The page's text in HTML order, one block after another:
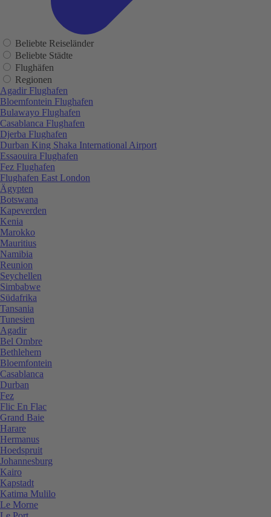
Beliebte Reiseländer
Beliebte Städte
Flughäfen
Regionen
Agadir Flughafen
Bloemfontein Flughafen
Bulawayo Flughafen
Casablanca Flughafen
Djerba Flughafen
Durban King Shaka International Airport
Essaouira Flughafen
Fez Flughafen
Flughafen East London
Ägypten
Botswana
Kapeverden
Kenia
Marokko
Mauritius
Namibia
Reunion
Seychellen
Simbabwe
Südafrika
Tansania
Tunesien
Agadir
Bel Ombre
Bethlehem
Bloemfontein
Casablanca
Durban
Fez
Flic En Flac
Grand Baie
Harare
Hermanus
Hoedspruit
Johannesburg
Kairo
Kapstadt
Katima Mulilo
Le Morne